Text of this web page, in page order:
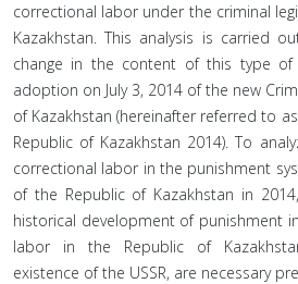
correctional labor under the criminal
Kazakhstan. This analysis is carried
change in the content of this type
adoption on July 3, 2014 of the new
of Kazakhstan (hereinafter referred to
Republic of Kazakhstan 2014). To
correctional labor in the punishment
of the Republic of Kazakhstan in
historical development of punishment
labor in the Republic of
existence of the USSR, are necessary